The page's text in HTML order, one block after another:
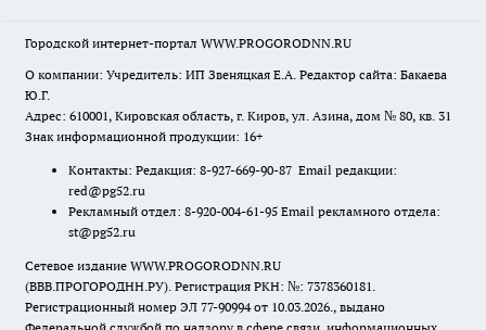
Городской интернет-портал WWW.PROGORODNN.RU
О компании: Учредитель: ИП Звеняцкая Е.А. Редактор сайта: Бакаева
Ю.Г.
Адрес: 610001, Кировская область, г. Киров, ул. Азина, дом № 80, кв. 31
Знак информационной продукции: 16+
Контакты: Редакция: 8-927-669-90-87 Email редакции:
red@pg52.ru
Рекламный отдел: 8-920-004-61-95 Email рекламного отдела:
st@pg52.ru
Сетевое издание WWW.PROGORODNN.RU
(ВВВ.ПРОГОРОДНН.РУ). Регистрация РКН: №: 7378360181.
Регистрационный номер ЭЛ 77-90994 от 10.03.2026., выдано